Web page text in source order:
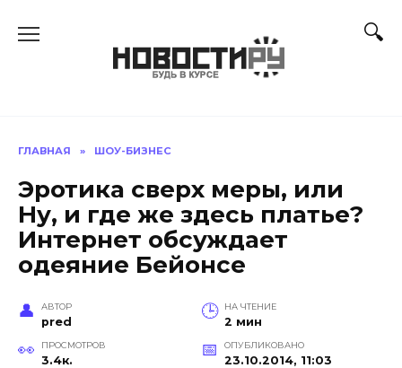
ГЛАВНАЯ » ШОУ-БИЗНЕС
Эротика сверх меры, или
Ну, и где же здесь платье?
Интернет обсуждает
одеяние Бейонсе
АВТОР
pred
НА ЧТЕНИЕ
2 мин
ПРОСМОТРОВ
3.4к.
ОПУБЛИКОВАНО
23.10.2014, 11:03